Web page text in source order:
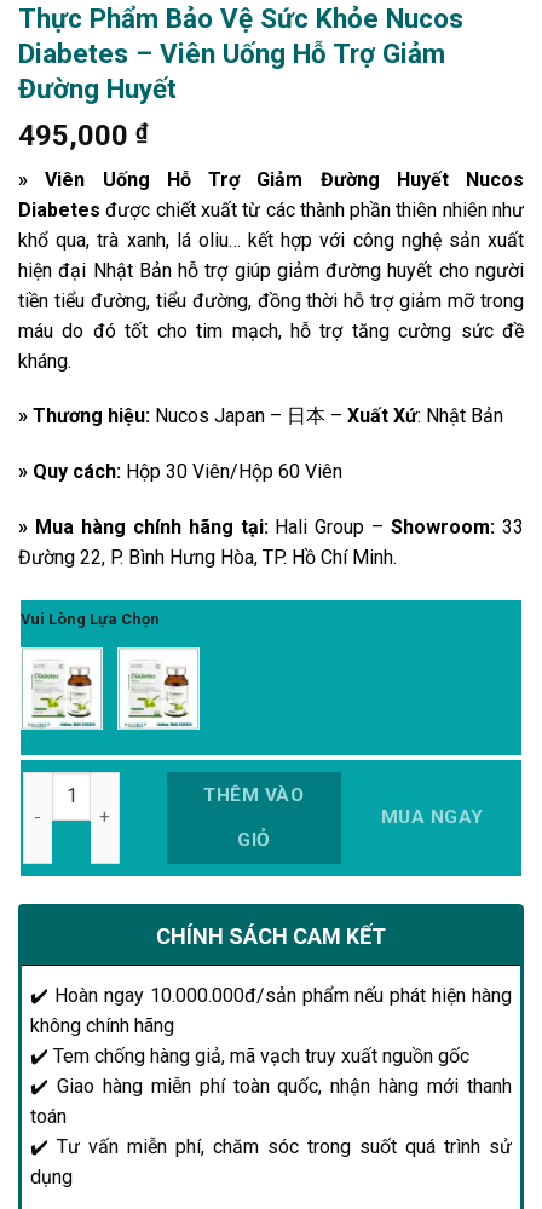
Thực Phẩm Bảo Vệ Sức Khỏe Nucos
Diabetes – Viên Uống Hỗ Trợ Giảm
Đường Huyết
495,000 ₫
» Viên Uống Hỗ Trợ Giảm Đường Huyết Nucos
Diabetesđược chiết xuất từ các thành phần thiên nhiên như
khổ qua, trà xanh, lá oliu… kết hợp với công nghệ sản xuất
hiện đại Nhật Bản hỗ trợ giúp giảm đường huyết cho người
tiền tiểu đường, tiểu đường, đồng thời hỗ trợ giảm mỡ trong
máu do đó tốt cho tim mạch, hỗ trợ tăng cường sức đề
kháng.
» Thương hiệu: Nucos Japan – 日本 – Xuất Xứ: Nhật Bản
» Quy cách: Hộp 30 Viên/Hộp 60 Viên
» Mua hàng chính hãng tại:Hali Group –Showroom:33
Đường 22, P. Bình Hưng Hòa, TP. Hồ Chí Minh.
Vui Lòng Lựa Chọn
Số lượng THÊM VÀO
GIỎ
MUA NGAY
CHÍNH SÁCH CAM KẾT
✔️ Hoàn ngay 10.000.000đ/sản phẩm nếu phát hiện hàng
không chính hãng
✔️ Tem chống hàng giả, mã vạch truy xuất nguồn gốc
✔️ Giao hàng miễn phí toàn quốc, nhận hàng mới thanh
toán
✔️ Tư vấn miễn phí, chăm sóc trong suốt quá trình sử
dụng